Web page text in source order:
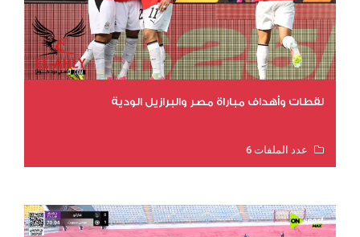
لقطات وأهداف مباراة مصر والبرازيل الودية
عدد الملفات 6